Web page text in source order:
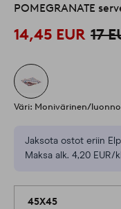
POMEGRANATE
14,45 EUR 17
Väri: Monivärinen/
Jaksota ostot eriin
Maksa alk. 4,20 EUR/
45X45